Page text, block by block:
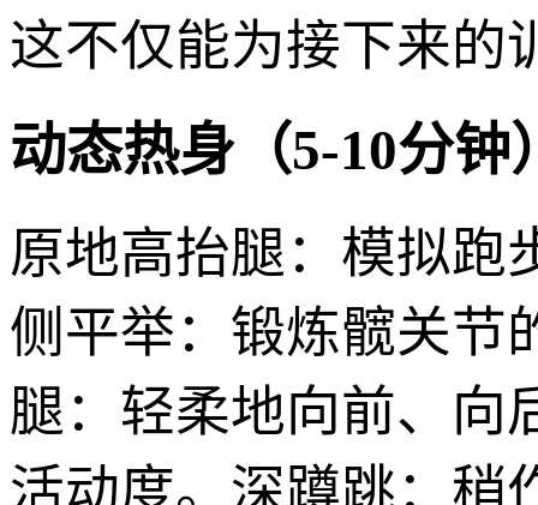
这不仅能为接下来的
动态热身（5-10分钟
原地高抬腿：模拟跑
侧平举：锻炼髋关节
腿：轻柔地向前、向
活动度。深蹲跳：稍